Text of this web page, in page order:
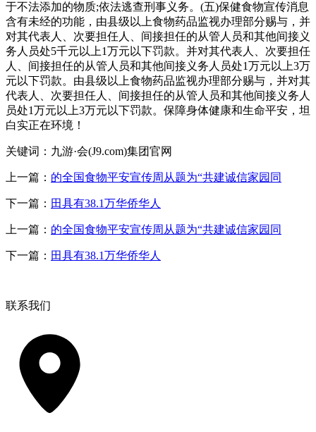
于不法添加的物质;依法逃查刑事义务。(五)保健食物宣传消息
含有未经的功能，由县级以上食物药品监视办理部分赐与，并
对其代表人、次要担任人、间接担任的从管人员和其他间接义
务人员处5千元以上1万元以下罚款。并对其代表人、次要担任
人、间接担任的从管人员和其他间接义务人员处1万元以上3万
元以下罚款。由县级以上食物药品监视办理部分赐与，并对其
代表人、次要担任人、间接担任的从管人员和其他间接义务人
员处1万元以上3万元以下罚款。保障身体健康和生命平安，坦
白实正在环境！
关键词：九游·会(J9.com)集团官网
上一篇： 的全国食物平安宣传周从题为“共建诚信家园同
下一篇： 田具有38.1万华侨华人
上一篇： 的全国食物平安宣传周从题为“共建诚信家园同
下一篇： 田具有38.1万华侨华人
联系我们